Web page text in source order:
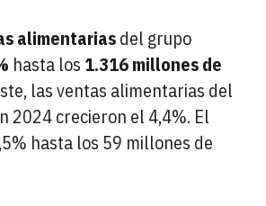
alimentariasdel grupo
hasta los 1.316 millones de
las ventas alimentarias del
2024 crecieron el 4,4%. El
hasta los 59 millones de